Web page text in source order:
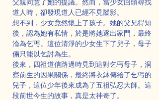
父親同意了她的提議。然而，當少女回頭尋找
道人時，卻發現道人已經不見蹤影。
想不到，少女竟然懷上了孩子。她的父兄得知
後，認為她有私情，於是將她逐出家門，最終
淪為乞丐。這位清淨的少女生下了兒子，母子
倆只能以乞討為生。
後來，四祖道信路過時見到這對乞丐母子，洞
察前生的因果關係，最終將衣鉢傳給了乞丐的
兒子，這位少年後來成為了五祖弘忍大師。這
段前世今生的故事，真是太神奇了。